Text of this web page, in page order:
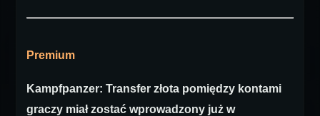
Premium
Kampfpanzer: Transfer złota pomiędzy kontami
graczy miał zostać wprowadzony już w